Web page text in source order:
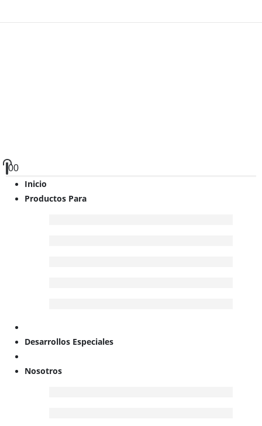
00
Inicio
Productos Para
Desarrollos Especiales
Nosotros